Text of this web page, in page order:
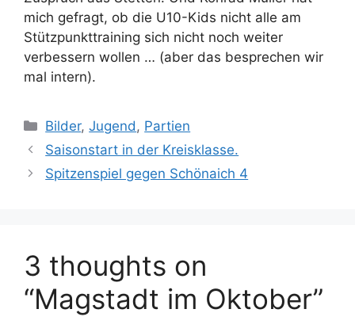
mich gefragt, ob die U10-Kids nicht alle am
Stützpunkttraining sich nicht noch weiter
verbessern wollen … (aber das besprechen wir
mal intern).
Categories
Bilder,Jugend , Partien
Saisonstart in der Kreisklasse.
Spitzenspiel gegen Schönaich 4
3 thoughts on
“Magstadt im Oktober”